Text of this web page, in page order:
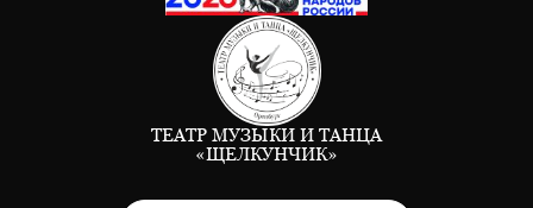
ТЕАТР МУЗЫКИ И ТАНЦА
«ЩЕЛКУНЧИК»